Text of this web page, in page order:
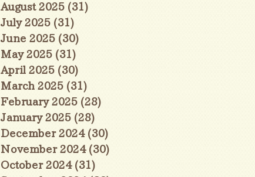
August 2025 (31)
July 2025 (31)
June 2025 (30)
May 2025 (31)
April 2025 (30)
March 2025 (31)
February 2025 (28)
January 2025 (28)
December 2024 (30)
November 2024 (30)
October 2024 (31)